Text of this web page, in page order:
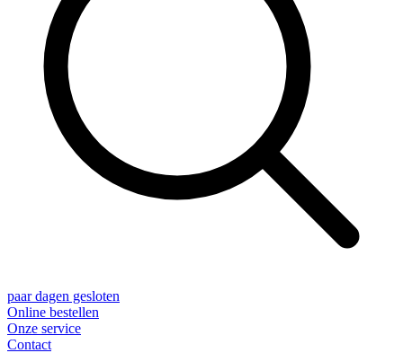
paar dagen gesloten
Online bestellen
Onze service
Contact